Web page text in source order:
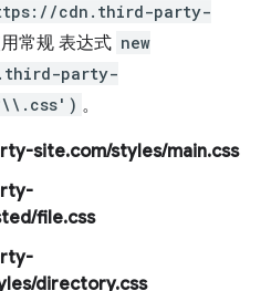
cdn.third-party-
常规 表达式 new
party-
。
site.com/styles/main.css
file.css
directory.css